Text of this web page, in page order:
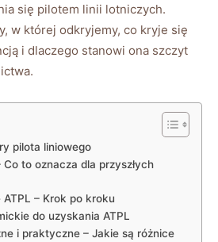
się pilotem linii lotniczych.
w której odkryjemy, co kryje się
i dlaczego stanowi ona szczyt
pilota liniowego
Co to oznacza dla przyszłych
– Krok po kroku
do uzyskania ATPL
i praktyczne – Jakie są różnice